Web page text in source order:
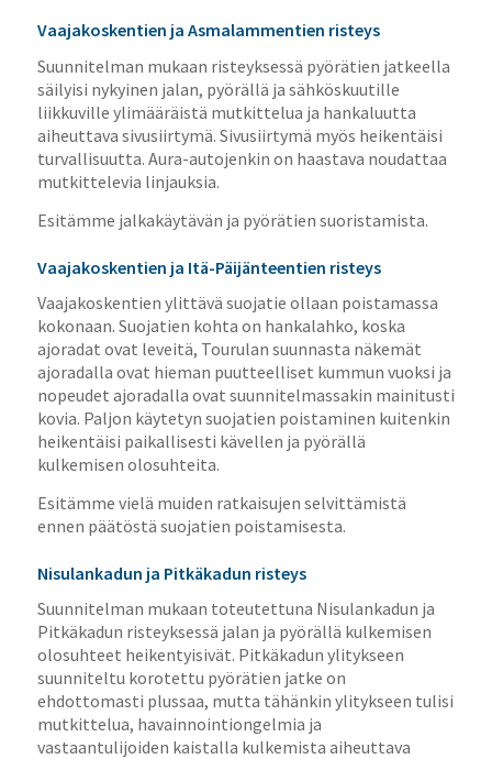
Vaajakoskentien ja Asmalammentien risteys
Suunnitelman mukaan risteyksessä pyörätien jatkeella
säilyisi nykyinen jalan, pyörällä ja sähköskuutille
liikkuville ylimääräistä mutkittelua ja hankaluutta
aiheuttava sivusiirtymä. Sivusiirtymä myös heikentäisi
turvallisuutta. Aura-autojenkin on haastava noudattaa
mutkittelevia linjauksia.
Esitämme jalkakäytävän ja pyörätien suoristamista.
Vaajakoskentien ja Itä-Päijänteentien risteys
Vaajakoskentien ylittävä suojatie ollaan poistamassa
kokonaan. Suojatien kohta on hankalahko, koska
ajoradat ovat leveitä, Tourulan suunnasta näkemät
ajoradalla ovat hieman puutteelliset kummun vuoksi ja
nopeudet ajoradalla ovat suunnitelmassakin mainitusti
kovia. Paljon käytetyn suojatien poistaminen kuitenkin
heikentäisi paikallisesti kävellen ja pyörällä
kulkemisen olosuhteita.
Esitämme vielä muiden ratkaisujen selvittämistä
ennen päätöstä suojatien poistamisesta.
Nisulankadun ja Pitkäkadun risteys
Suunnitelman mukaan toteutettuna Nisulankadun ja
Pitkäkadun risteyksessä jalan ja pyörällä kulkemisen
olosuhteet heikentyisivät. Pitkäkadun ylitykseen
suunniteltu korotettu pyörätien jatke on
ehdottomasti plussaa, mutta tähänkin ylitykseen tulisi
mutkittelua, havainnointiongelmia ja
vastaantulijoiden kaistalla kulkemista aiheuttava